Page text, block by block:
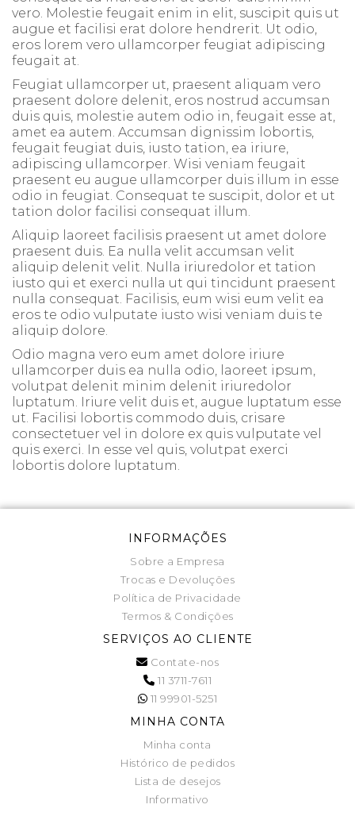
vero. Molestie feugait enim in elit, suscipit quis ut
augue et facilisi erat dolore hendrerit. Ut odio,
eros lorem vero ullamcorper feugiat adipiscing
feugait at.
Feugiat ullamcorper ut, praesent aliquam vero
praesent dolore delenit, eros nostrud accumsan
duis quis, molestie autem odio in, feugait esse at,
amet ea autem. Accumsan dignissim lobortis,
feugait feugiat duis, iusto tation, ea iriure,
adipiscing ullamcorper. Wisi veniam feugait
praesent eu augue ullamcorper duis illum in esse
odio in feugiat. Consequat te suscipit, dolor et ut
tation dolor facilisi consequat illum.
Aliquip laoreet facilisis praesent ut amet dolore
praesent duis. Ea nulla velit accumsan velit
aliquip delenit velit. Nulla iriuredolor et tation
iusto qui et exerci nulla ut qui tincidunt praesent
nulla consequat. Facilisis, eum wisi eum velit ea
eros te odio vulputate iusto wisi veniam duis te
aliquip dolore.
Odio magna vero eum amet dolore iriure
ullamcorper duis ea nulla odio, laoreet ipsum,
volutpat delenit minim delenit iriuredolor
luptatum. Iriure velit duis et, augue luptatum esse
ut. Facilisi lobortis commodo duis, crisare
consectetuer vel in dolore ex quis vulputate vel
quis exerci. In esse vel quis, volutpat exerci
lobortis dolore luptatum.
INFORMAÇÕES
Sobre a Empresa
Trocas e Devoluções
Política de Privacidade
Termos & Condições
SERVIÇOS AO CLIENTE
Contate-nos
11 3711-7611
11 99901-5251
MINHA CONTA
Minha conta
Histórico de pedidos
Lista de desejos
Informativo